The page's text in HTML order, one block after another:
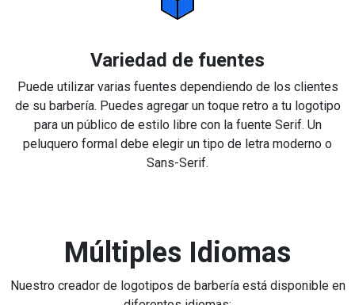
Variedad de fuentes
Puede utilizar varias fuentes dependiendo de los clientes
de su barbería. Puedes agregar un toque retro a tu logotipo
para un público de estilo libre con la fuente Serif. Un
peluquero formal debe elegir un tipo de letra moderno o
Sans-Serif.
Múltiples Idiomas
Nuestro creador de logotipos de barbería está disponible en